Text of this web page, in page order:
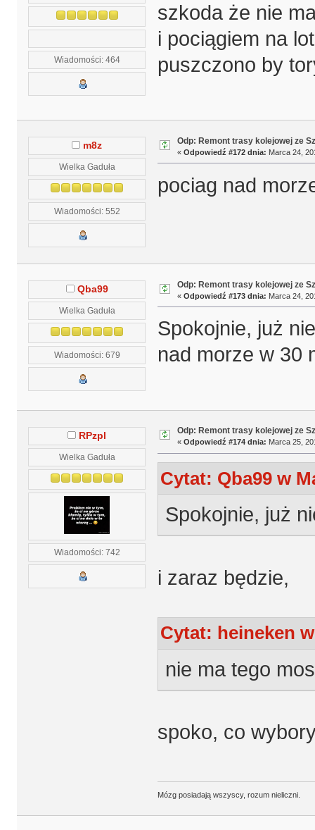
Wiadomości: 464
szkoda że nie
i pociągiem na
puszczono by
m8z
Wielka Gaduła
Wiadomości: 552
Odp: Remont trasy kolejowej ze
« Odpowiedź #172 dnia: Marca 24,
pociag nad
Qba99
Wielka Gaduła
Wiadomości: 679
Odp: Remont trasy kolejowej ze
« Odpowiedź #173 dnia: Marca 24,
Spokojnie, już
nad morze w 30
RPzpl
Wielka Gaduła
Wiadomości: 742
Odp: Remont trasy kolejowej ze
« Odpowiedź #174 dnia: Marca 25,
Cytat: Qba99 w
Spokojnie, już
i zaraz będzie,
Cytat: heineken
nie ma tego
spoko, co
Mózg posiadają wszyscy, rozum nieliczni.